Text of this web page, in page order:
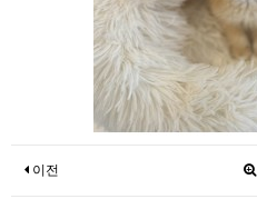
이전